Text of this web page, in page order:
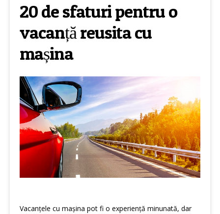
20 de sfaturi pentru o
vacanță reusita cu
mașina
Vacanțele cu mașina pot fi o experiență minunată, dar